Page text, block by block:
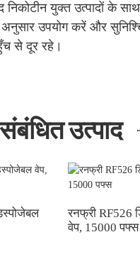
निकोटीन युक्त उत्पादों के
अनुसार उपयोग करें और
से दूर रहे।
संबंधित उत्पाद
रनफ्री RF526
वेप, 15000 पफ्स